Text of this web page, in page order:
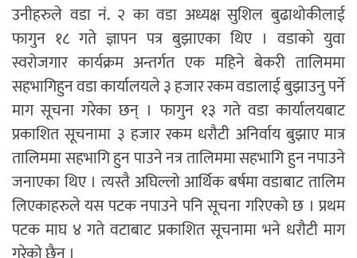
उनीहरुले वडा नं. २ का वडा अध्यक्ष सुशिल बुढाथोकीलाई
फागुन १८ गते ज्ञापन पत्र बुझाएका थिए । वडाको युवा
स्वरोजगार कार्यक्रम अन्तर्गत एक महिने बेकरी तालिममा
सहभागिहुन वडा कार्यालयले ३ हजार रकम वडालाई बुझाउनु पर्ने
माग सूचना गरेका छन् । फागुन १३ गते वडा कार्यालयबाट
प्रकाशित सूचनामा ३ हजार रकम धरौटी अनिर्वाय बुझाए मात्र
तालिममा सहभागि हुन पाउने नत्र तालिममा सहभागि हुन नपाउने
जनाएका थिए । त्यस्तै अघिल्लो आर्थिक बर्षमा वडाबाट तालिम
लिएकाहरुले यस पटक नपाउने पनि सूचना गरिएको छ । प्रथम
पटक माघ ४ गते वटाबाट प्रकाशित सूचनामा भने धरौटी माग